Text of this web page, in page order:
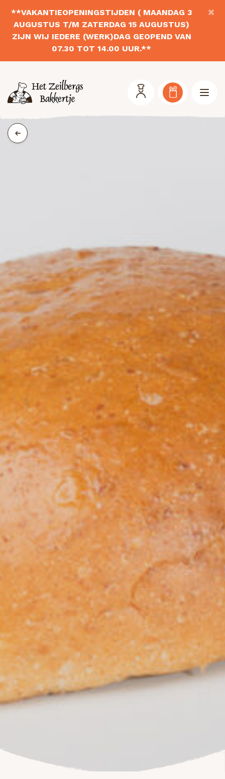
×
**VAKANTIEOPENINGSTIJDEN ( MAANDAG 3
AUGUSTUS T/M ZATERDAG 15 AUGUSTUS)
ZIJN WIJ IEDERE (WERK)DAG GEOPEND VAN
07.30 TOT 14.00 UUR.**